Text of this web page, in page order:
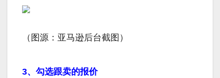
（图源：亚马逊后台截图）
3、勾选跟卖的报价